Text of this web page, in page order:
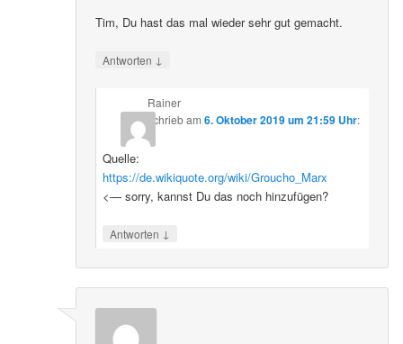
Tim, Du hast das mal wieder sehr gut gemacht.
Antworten ↓
Rainer
schriebam 6. Oktober 2019 um 21:59 Uhr:
Quelle:
https://de.wikiquote.org/wiki/Groucho_Marx
<— sorry, kannst Du das noch hinzufügen?
Antworten ↓